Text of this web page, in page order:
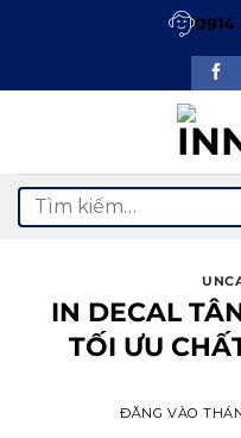
0914
Tìm
kiếm:
IN DECAL
TỐI ƯU
ĐĂNG VÀO